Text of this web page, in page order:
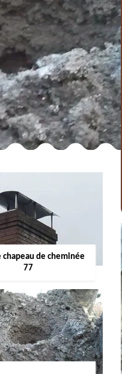
chapeau de cheminée
77